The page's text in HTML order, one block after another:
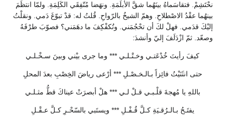
نحْتَشِمْ. فتقاسَماهُ بينَهُما شقَّ الأبلَمَةِ. ونهَضا مُتّفِقَي الكَلِمَةِ. ولمّا انتظَمَ
بينهُما عقْدُ الاصْطلاحِ. وهمّ الشيخُ بالرّواحِ. قُلتُ له: قدْ تبوّغَ دَمي. ونقلْتُ
إليْكَ قدَمي. فهلْ لكَ أن تحْجُمَني. وتُكفْكِفَ ما دهَمَني؟ فصوّبَ طرْفَهُ
وصعّد. ثمّ ازْدَلَفَ إليّ وأنشدَ:
كيفَ رأيتَ خُدْعَتـي وخـتْـلـي *** وما جرى بيْني وبينَ سـخْـلـي
حتى انثَنَيْتُ فائِزاً بـالـخـصْـلِ *** أرْعى رياضَ الخِصْبِ بعدَ المحلِ
باللهِ يا مُهجةَ قلْـبـي قـلْ لـي *** هلْ أبصرَتْ عيناكَ قطُّ مثـلـي
يفتَـحُ بـالـرُقـيَةِ كـلَّ قُـفْـلِ *** ويستَبي بالسّحْـرِ كـلَّ عـقْـلِ